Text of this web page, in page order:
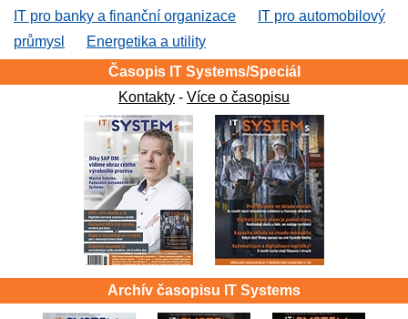
IT pro banky a finanční organizace
IT pro automobilový
průmysl
Energetika a utility
Časopis IT Systems/Speciál
Kontakty - Více o časopisu
Archív časopisu IT Systems